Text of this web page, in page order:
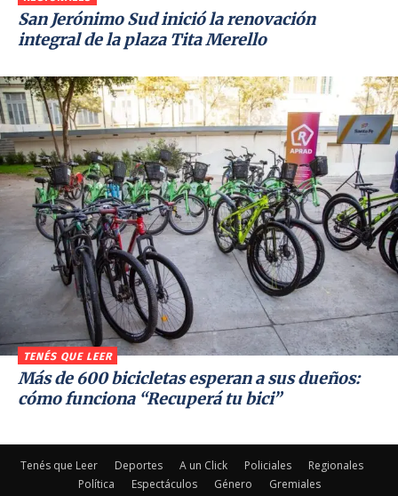
San Jerónimo Sud inició la renovación
integral de la plaza Tita Merello
TENÉS QUE LEER
Más de 600 bicicletas esperan a sus dueños:
cómo funciona “Recuperá tu bici”
Tenés que Leer Deportes A un Click Policiales
Regionales
Política
Espectáculos Género Gremiales